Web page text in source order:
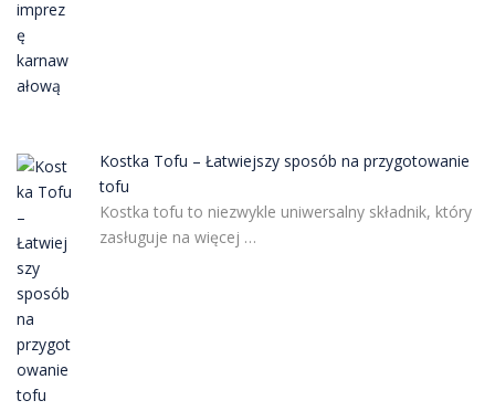
Kostka Tofu – Łatwiejszy sposób na przygotowanie
tofu
Kostka tofu to niezwykle uniwersalny składnik, który
zasługuje na więcej …